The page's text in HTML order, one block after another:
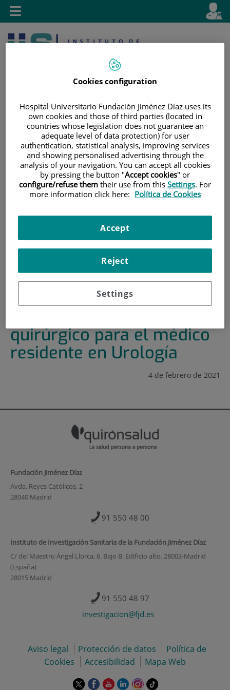
Saltar al contenido
contenido
activo
es
Buscar
Toggle
navigation
PLAN DE FORMACIÓN
|JORNADA DE ENTRENAMIENTO QUIRÚRGICO PARA EL
MÉDICO RESIDENTE EN UROLOGÍA
quirúrgico para el médico
residente en Urología
4 de febrero de 2021
Fundación Jiménez Díaz
Avda. Reyes Católicos, 2
28040 Madrid
91 550 48 00
Instituto de Investigación Sanitaria de la Fundación Jiménez Díaz
C/ del Maestro Ángel Llorca, 6. Bajo B. Edificio alto. 28003-Madrid
(España)
28015 Madrid
91 550 48 97
investigacion@fjd.es
Aviso legal Protección de datos
Política de
Cookies
Accesibilidad Mapa Web
EsteEsteEsteEsteEsteEnlace
Cookies configuration
Hospital Universitario Fundación Jiménez Díaz uses its
own cookies and those of third parties (located in
countries whose legislation does not guarantee an
adequate level of data protection) for user
authentication, statistical analysis, improving services
and showing personalised advertising through the
analysis of your navigation. You can accept all cookies
by pressing the button "Accept cookies" or
configure/refuse them their use from this Settings. For
more information click here: Política de Cookies
Settings
Reject
Accept